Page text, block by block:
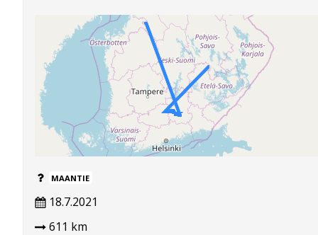
MAANTIE
18.7.2021
611 km